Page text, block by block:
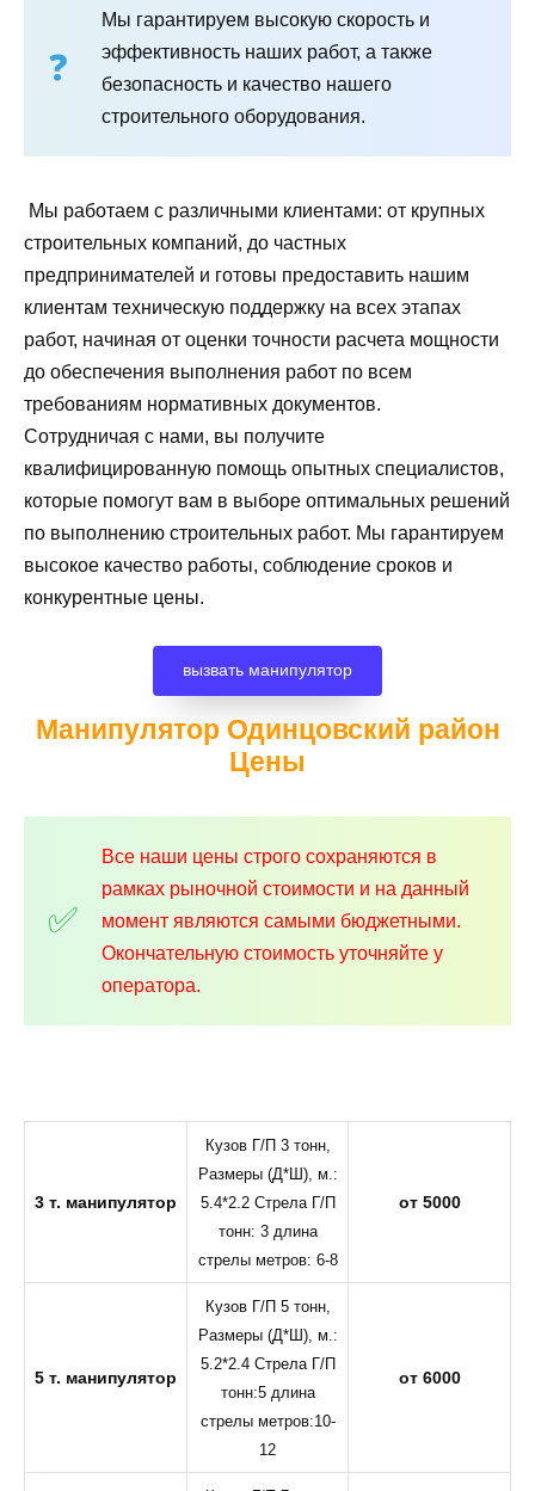
Мы гарантируем высокую скорость и
эффективность наших работ, а также
безопасность и качество нашего
строительного оборудования.
Мы работаем с различными клиентами: от крупных
строительных компаний, до частных
предпринимателей и готовы предоставить нашим
клиентам техническую поддержку на всех этапах
работ, начиная от оценки точности расчета мощности
до обеспечения выполнения работ по всем
требованиям нормативных документов.
Сотрудничая с нами, вы получите
квалифицированную помощь опытных специалистов,
которые помогут вам в выборе оптимальных решений
по выполнению строительных работ. Мы гарантируем
высокое качество работы, соблюдение сроков и
конкурентные цены.
вызвать манипулятор
Манипулятор Одинцовский район
Цены
Все наши цены строго сохраняются в
рамках рыночной стоимости и на данный
момент являются самыми бюджетными.
Окончательную стоимость уточняйте у
оператора.
3 т. манипулятор
Кузов Г/П 3 тонн,
Размеры (Д*Ш), м.:
5.4*2.2 Стрела Г/П
тонн: 3 длина
стрелы метров: 6-8
от 5000
5 т. манипулятор
Кузов Г/П 5 тонн,
Размеры (Д*Ш), м.:
5.2*2.4 Стрела Г/П
тонн:5 длина
стрелы метров:10-
12
от 6000